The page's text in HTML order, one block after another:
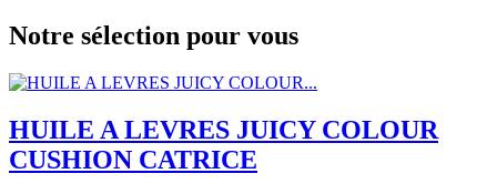
Notre sélection pour vous
HUILE A LEVRES JUICY COLOUR
CUSHION CATRICE